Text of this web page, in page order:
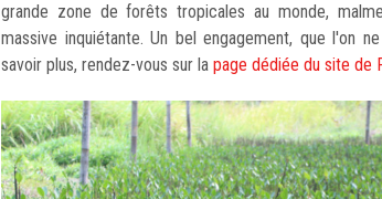
grande zone de forêts tropicales au monde,
massive inquiétante. Un bel engagement, que l'on
savoir plus, rendez-vous sur la page dédiée du site de